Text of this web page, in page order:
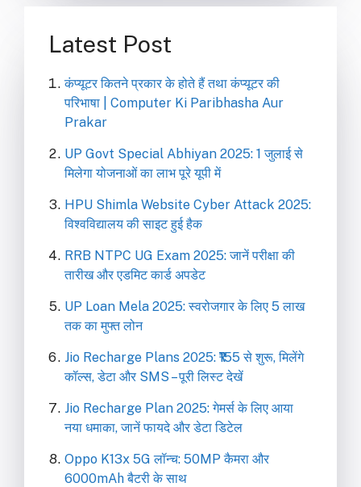
Latest Post
कंप्यूटर कितने प्रकार के होते हैं तथा कंप्यूटर की
परिभाषा | Computer Ki Paribhasha Aur
Prakar
UP Govt Special Abhiyan 2025: 1 जुलाई से
मिलेगा योजनाओं का लाभ पूरे यूपी में
HPU Shimla Website Cyber Attack 2025:
विश्वविद्यालय की साइट हुई हैक
RRB NTPC UG Exam 2025: जानें परीक्षा की
तारीख और एडमिट कार्ड अपडेट
UP Loan Mela 2025: स्वरोजगार के लिए 5 लाख
तक का मुफ्त लोन
Jio Recharge Plans 2025: ₹155 से शुरू, मिलेंगे
कॉल्स, डेटा और SMS – पूरी लिस्ट देखें
Jio Recharge Plan 2025: गेमर्स के लिए आया
नया धमाका, जानें फायदे और डेटा डिटेल
Oppo K13x 5G लॉन्च: 50MP कैमरा और
6000mAh बैटरी के साथ